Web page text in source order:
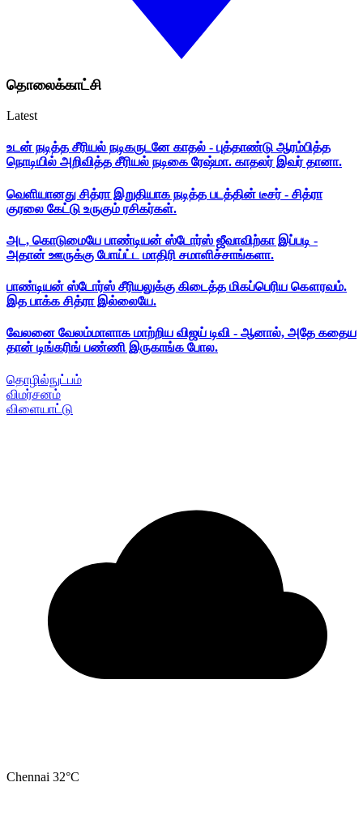
தொலைக்காட்சி
Latest
உடன் நடித்த சீரியல் நடிகருடனே காதல் - புத்தாண்டு ஆரம்பித்த
நொடியில் அறிவித்த சீரியல் நடிகை ரேஷ்மா. காதலர் இவர் தானா.
வெளியானது சித்ரா இறுதியாக நடித்த படத்தின் டீசர் - சித்ரா
குரலை கேட்டு உருகும் ரசிகர்கள்.
அட, கொடுமையே பாண்டியன் ஸ்டோர்ஸ் ஜீவாவிற்கா இப்படி -
அதான் ஊருக்கு போய்ட்ட மாதிரி சமாளிச்சாங்களா.
பாண்டியன் ஸ்டோர்ஸ் சீரியலுக்கு கிடைத்த மிகப்பெரிய கௌரவம்.
இத பாக்க சித்ரா இல்லையே.
வேலனை வேலம்மாளாக மாற்றிய விஜய் டிவி - ஆனால், அதே கதைய
தான் டிங்கரிங் பண்ணி இருகாங்க போல.
தொழில்நுட்பம்
விமர்சனம்
விளையாட்டு
Chennai 32°C